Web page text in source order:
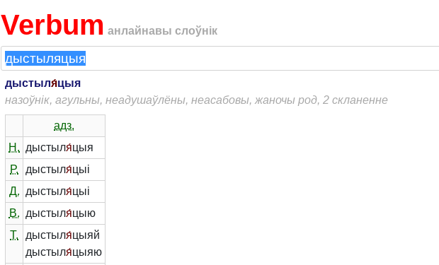
Verbum анлайнавы слоўнік
дыстыля́цыя
назоўнік, агульны, неадушаўлёны, неасабовы, жаночы род, 2 скланенне
адз.
Н. дыстыля́цыя
Р.
дыстыля́цыі
Д. дыстыля́цыі
В. дыстыля́цыю
Т.
дыстыля́цыяй
дыстыля́цыяю